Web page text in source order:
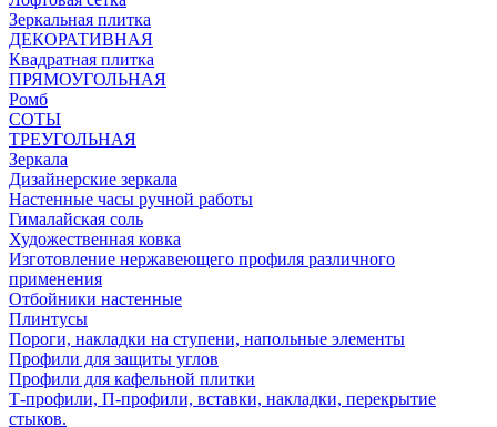
Зеркальная плитка
ДЕКОРАТИВНАЯ
Квадратная плитка
ПРЯМОУГОЛЬНАЯ
Ромб
СОТЫ
ТРЕУГОЛЬНАЯ
Зеркала
Дизайнерские зеркала
Настенные часы ручной работы
Гималайская соль
Художественная ковка
Изготовление нержавеющего профиля различного
применения
Отбойники настенные
Плинтусы
Пороги, накладки на ступени, напольные элементы
Профили для защиты углов
Профили для кафельной плитки
Т-профили, П-профили, вставки, накладки, перекрытие
стыков.